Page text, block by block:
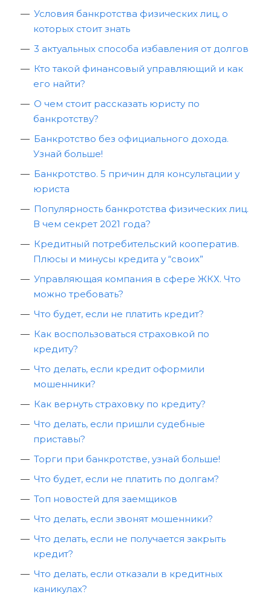
Условия банкротства физических лиц, о
которых стоит знать
3 актуальных способа избавления от долгов
Кто такой финансовый управляющий и как
его найти?
О чем стоит рассказать юристу по
банкротству?
Банкротство без официального дохода.
Узнай больше!
Банкротство. 5 причин для консультации у
юриста
Популярность банкротства физических лиц.
В чем секрет 2021 года?
Кредитный потребительский кооператив.
Плюсы и минусы кредита у “своих”
Управляющая компания в сфере ЖКХ. Что
можно требовать?
Что будет, если не платить кредит?
Как воспользоваться страховкой по
кредиту?
Что делать, если кредит оформили
мошенники?
Как вернуть страховку по кредиту?
Что делать, если пришли судебные
приставы?
Торги при банкротстве, узнай больше!
Что будет, если не платить по долгам?
Топ новостей для заемщиков
Что делать, если звонят мошенники?
Что делать, если не получается закрыть
кредит?
Что делать, если отказали в кредитных
каникулах?